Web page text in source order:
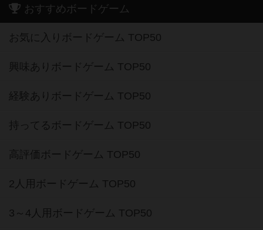
おすすめボードゲーム
お気に入りボードゲーム TOP50
興味ありボードゲーム TOP50
経験ありボードゲーム TOP50
持ってるボードゲーム TOP50
高評価ボードゲーム TOP50
2人用ボードゲーム TOP50
3～4人用ボードゲーム TOP50